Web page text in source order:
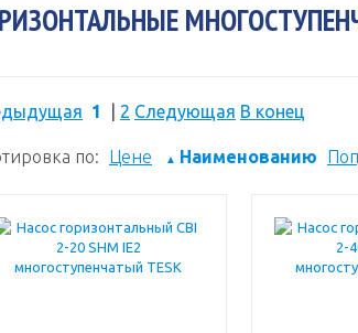
1 2 Следующая В конец
по: Цене ▲ Наименованию